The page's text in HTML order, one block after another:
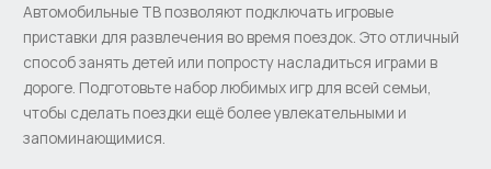
Автомобильные ТВ позволяют подключать игровые
приставки для развлечения во время поездок. Это отличный
способ занять детей или попросту насладиться играми в
дороге. Подготовьте набор любимых игр для всей семьи,
чтобы сделать поездки ещё более увлекательными и
запоминающимися.